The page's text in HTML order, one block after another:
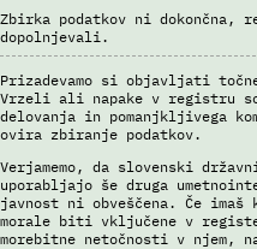
Zbirka podatkov ni dokončna,
dopolnjevali.
Prizadevamo si objavljati
Vrzeli ali napake v registru so
delovanja in pomanjkljivega
ovira zbiranje podatkov.
Verjamemo, da slovenski
uporabljajo še druga
javnost ni obveščena. Če
morale biti vključene v
morebitne netočnosti v njem,